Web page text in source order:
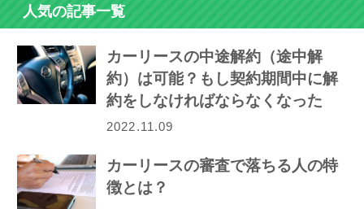
人気の記事一覧
カーリースの中途解約（途中解
約）は可能？もし契約期間中に解
約をしなければならなくなった
ら…
2022.11.09
カーリースの審査で落ちる人の特
徴とは？